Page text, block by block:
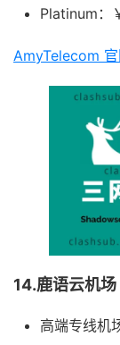
Platinum：
AmyTelecom 官
14.鹿语云机场
高端专线机